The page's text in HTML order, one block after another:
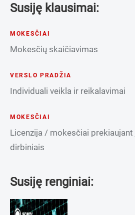
Susiję klausimai:
MOKESČIAI
Mokesčių skaičiavimas
VERSLO PRADŽIA
Individuali veikla ir reikalavimai
MOKESČIAI
Licenzija / mokesčiai prekiaujant
dirbiniais
Susiję renginiai: